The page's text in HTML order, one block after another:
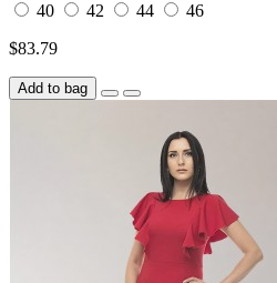
40
42 44
46
$83.79
Add to bag